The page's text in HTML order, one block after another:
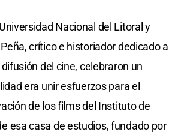
Nacional del Litoral y
crítico e historiador dedicado a
del cine, celebraron un
era unir esfuerzos para el
de los films del Instituto de
esa casa de estudios, fundado por